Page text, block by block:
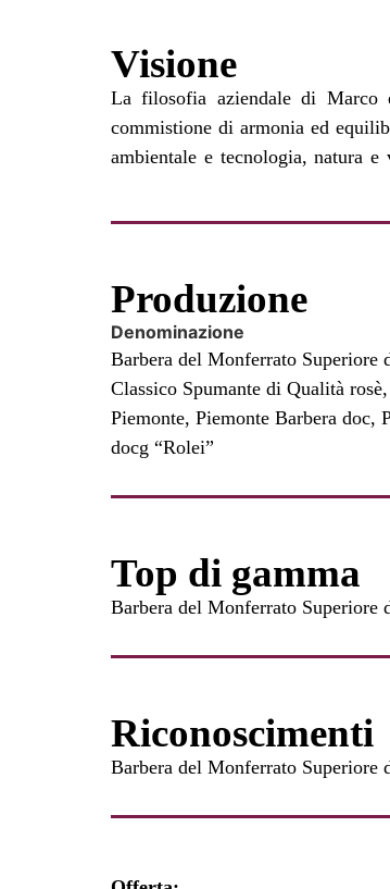
Visione
La filosofia aziendale di Marco
commistione di armonia ed
ambientale e tecnologia, natura e
prontezza, professionalità e
Produzione
Denominazione
Barbera del Monferrato Superiore
Classico Spumante di Qualità
Piemonte, Piemonte Barbera doc,
docg “Rolei”
Top di gamma
Barbera del Monferrato Superiore
Riconoscimenti
Barbera del Monferrato Superiore